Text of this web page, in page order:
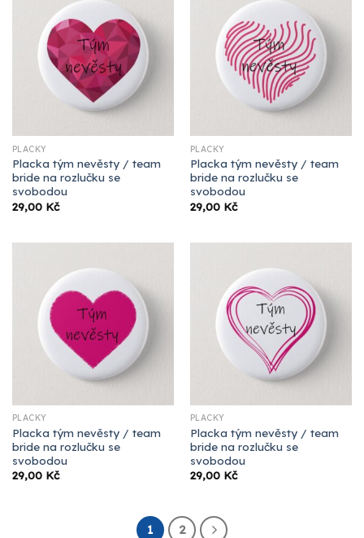
PLACKY
Placka tým nevěsty / team
bride na rozlučku se
svobodou
29,00 Kč
PLACKY
Placka tým nevěsty / team
bride na rozlučku se
svobodou
29,00 Kč
PLACKY
Placka tým nevěsty / team
bride na rozlučku se
svobodou
29,00 Kč
PLACKY
Placka tým nevěsty / team
bride na rozlučku se
svobodou
29,00 Kč
1 2